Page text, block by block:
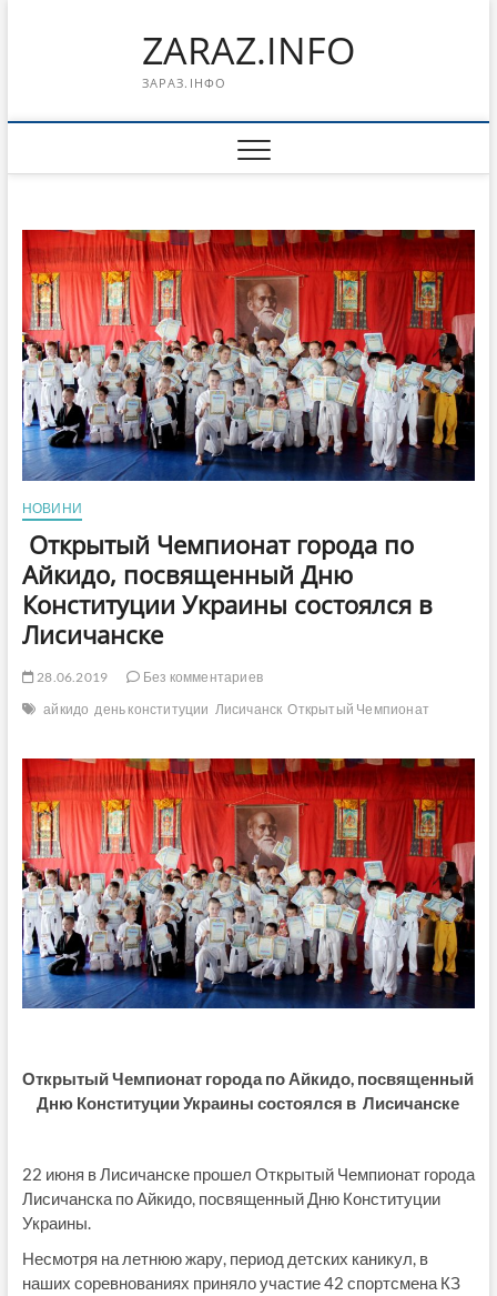
ZARAZ.INFO
ЗАРАЗ.ІНФО
НОВИНИ
Открытый Чемпионат города по
Айкидо, посвященный Дню
Конституции Украины состоялся в
Лисичанске
28.06.2019
Без комментариев
айкидо день конституции Лисичанск Открытый Чемпионат
Открытый Чемпионат города по Айкидо, посвященный
Дню Конституции Украины состоялся в Лисичанске
22 июня в Лисичанске прошел Открытый Чемпионат города
Лисичанска по Айкидо, посвященный Дню Конституции
Украины.
Несмотря на летнюю жару, период детских каникул, в
наших соревнованиях приняло участие 42 спортсмена КЗ